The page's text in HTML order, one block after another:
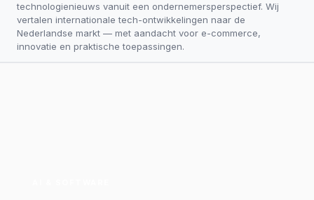
technologienieuws vanuit een ondernemersperspectief. Wij
vertalen internationale tech-ontwikkelingen naar de
Nederlandse markt — met aandacht voor e-commerce,
innovatie en praktische toepassingen.